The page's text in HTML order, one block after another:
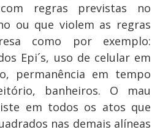
regras previstas no
ou que violem as regras
como por exemplo:
Epi´s, uso de celular em
permanência em tempo
banheiros. O mau
em todos os atos que
nas demais alíneas